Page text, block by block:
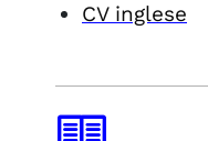
CV inglese